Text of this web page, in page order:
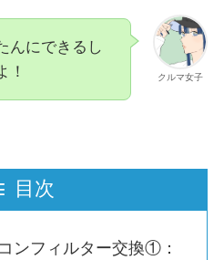
クルマ女子
んにできるし
！
目次
ンフィルター交換①：